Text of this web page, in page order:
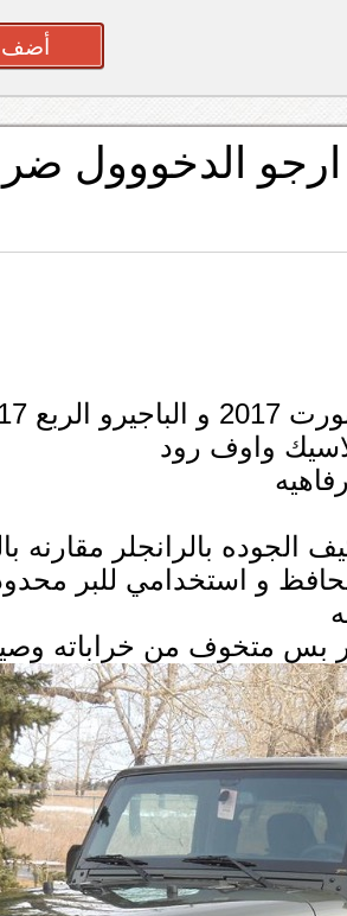
أضف
ارجو الدخووول
2017
واوف رود
بالرانجلر مقارنه
و استخدامي للبر
بس متخوف من خراباته